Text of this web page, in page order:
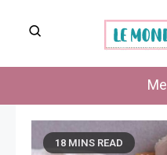
Le
18 MINS READ